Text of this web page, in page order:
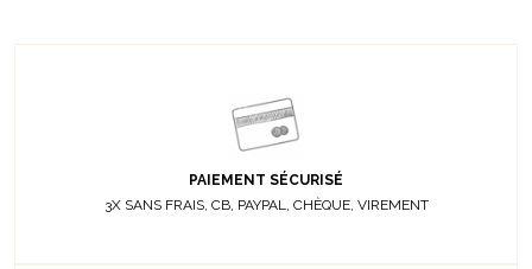
PAIEMENT SÉCURISÉ
3X SANS FRAIS, CB, PAYPAL, CHÈQUE, VIREMENT